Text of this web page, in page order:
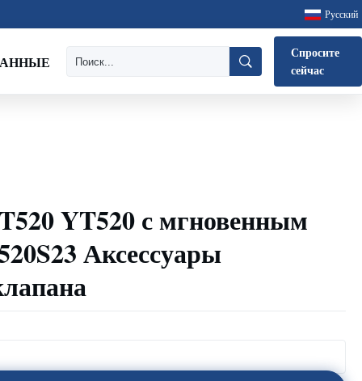
Русский
Спросите
сейчас
YT520 с мгновенным
Аксессуары